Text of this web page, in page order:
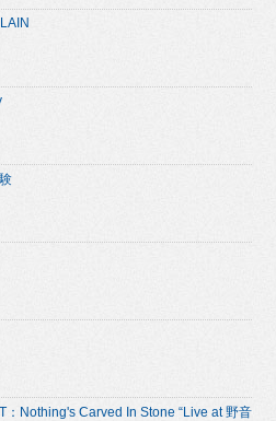
：Nothing's Carved In Stone “Live at 野音